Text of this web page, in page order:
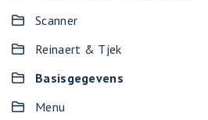
Scanner
Reinaert & Tjek
Basisgegevens
Menu